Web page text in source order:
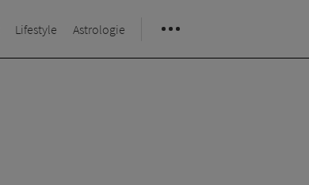
Lifestyle Astrologie